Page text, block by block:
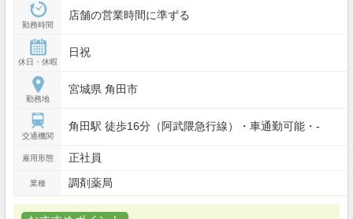
勤務時間
店舗の営業時間に準ずる
休日・休暇
日祝
勤務地
宮城県 角田市
交通機関
角田駅 徒歩16分（阿武隈急行線）・車通勤可能・-
雇用形態 正社員
業種 調剤薬局